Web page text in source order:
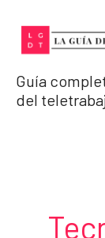
contenido
Guía
del